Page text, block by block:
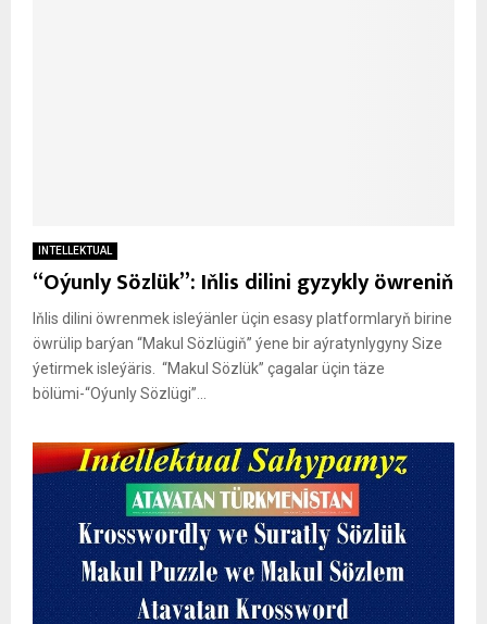
INTELLEKTUAL
“Oýunly Sözlük”: Iňlis dilini gyzykly öwreniň
Iňlis dilini öwrenmek isleýänler üçin esasy platformlaryň birine
öwrülip barýan “Makul Sözlügiň” ýene bir aýratynlygyny Size
ýetirmek isleýäris. “Makul Sözlük” çagalar üçin täze
bölümi-“Oýunly Sözlügi”...